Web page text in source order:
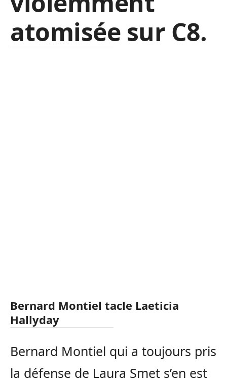
atomisée sur C8.
Bernard Montiel tacle Laeticia
Hallyday
Bernard Montiel qui a toujours pris
la défense de Laura Smet s’en est